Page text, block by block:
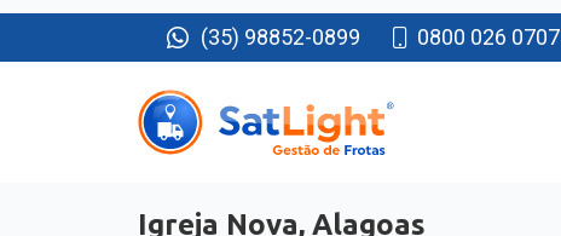
(35) 98852-0899 0800 026 0707
Igreja Nova, Alagoas